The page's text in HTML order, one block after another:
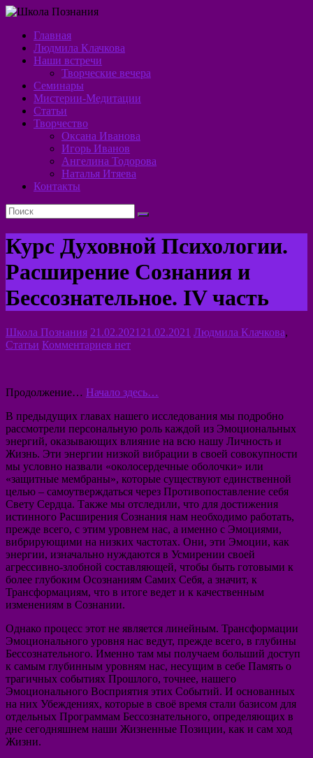
Перейти
содержимому
Школа
Познания
Алхимия
Духа
Главная
Людмила Клачкова
Наши встречи
Творческие вечера
Семинары
Мистерии-Медитации
Статьи
Творчество
Оксана Иванова
Игорь Иванов
Ангелина Тодорова
Наталья Итяева
Контакты
Курс Духовной Психологии.
Расширение Сознания и
Бессознательное. IV часть
Школа Познания 21.02.2021 21.02.2021 Людмила Клачкова,
Статьи Комментариев нет
Продолжение… Начало здесь…
В предыдущих главах нашего исследования мы подробно
рассмотрели персональную роль каждой из Эмоциональных
энергий, оказывающих влияние на всю нашу Личность и
Жизнь. Эти энергии низкой вибрации в своей совокупности
мы условно назвали «околосердечные оболочки» или
«защитные мембраны», которые существуют единственной
целью – самоутверждаться через Противопоставление себя
Свету Сердца. Также мы отследили, что для достижения
истинного Расширения Сознания нам необходимо работать,
прежде всего, с этим уровнем нас, а именно с Эмоциями,
вибрирующими на низких частотах. Они, эти Эмоции, как
энергии, изначально нуждаются в Усмирении своей
агрессивно-злобной составляющей, чтобы быть готовыми к
более глубоким Осознаниям Самих Себя, а значит, к
Трансформациям, что в итоге ведет и к качественным
изменениям в Сознании.
Однако процесс этот не является линейным. Трансформации
Эмоционального уровня нас ведут, прежде всего, в глубины
Бессознательного. Именно там мы получаем больший доступ
к самым глубинным уровням нас, несущим в себе Память о
трагичных событиях Прошлого, точнее, нашего
Эмоционального Восприятия этих Событий. И основанных
на них Убеждениях, которые в своё время стали базисом для
отдельных Программам Бессознательного, определяющих в
дне сегодняшнем наши Жизненные Позиции, как и сам ход
Жизни.